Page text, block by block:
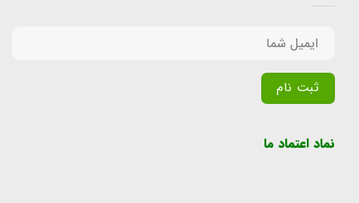
نماد اعتماد ما